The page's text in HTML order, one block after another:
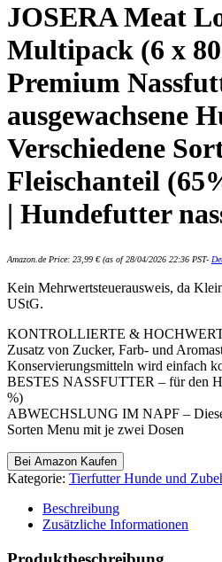
JOSERA Meat
Multipack (6 x
Premium
ausgewachsene
Verschiedene
Fleischanteil
| Hundefutter
Amazon.de Price: 23,99 €(as of 28/04/2026 22:36 PST-
Kein Mehrwertsteuerausweis, da
UStG.
KONTROLLIERTE &
Zusatz von Zucker, Farb- und
Konservierungsmitteln wird einfach
BESTES NASSFUTTER – für den
%)
ABWECHSLUNG IM NAPF –
Sorten Menu mit je zwei Dosen
Bei Amazon Kaufen
Kategorie: Tierfutter Hunde und
Beschreibung
Zusätzliche Informationen